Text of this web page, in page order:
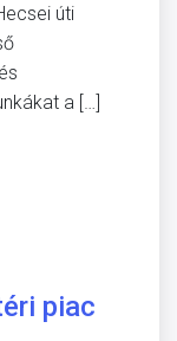
úti
a […]
piac